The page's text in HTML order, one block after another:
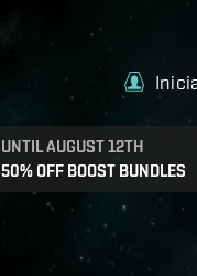
UNTIL AUGUST 12TH
50% OFF BOOST BUNDLES